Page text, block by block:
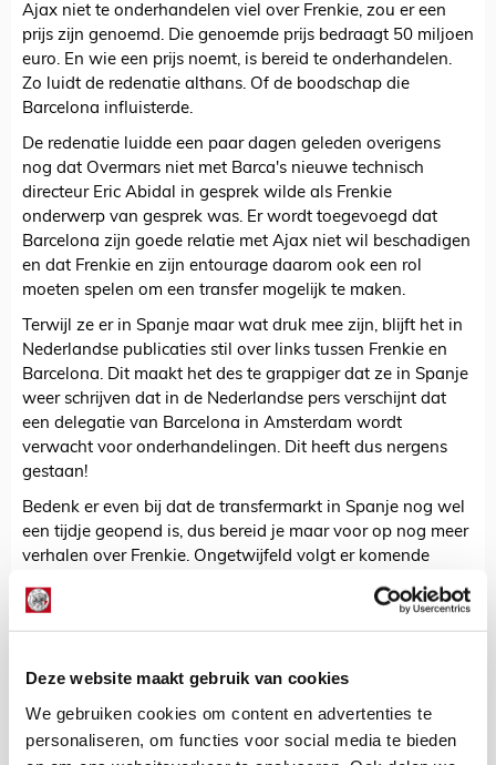
Deze website maakt gebruik van cookies
We gebruiken cookies om content en advertenties te
personaliseren, om functies voor social media te bieden
Ajax niet te onderhandelen viel over Frenkie, zou er een
prijs zijn genoemd. Die genoemde prijs bedraagt 50 miljoen
euro. En wie een prijs noemt, is bereid te onderhandelen.
Zo luidt de redenatie althans. Of de boodschap die
Barcelona influisterde.
De redenatie luidde een paar dagen geleden overigens
nog dat Overmars niet met Barca's nieuwe technisch
directeur Eric Abidal in gesprek wilde als Frenkie
onderwerp van gesprek was. Er wordt toegevoegd dat
Barcelona zijn goede relatie met Ajax niet wil beschadigen
en dat Frenkie en zijn entourage daarom ook een rol
moeten spelen om een transfer mogelijk te maken.
Terwijl ze er in Spanje maar wat druk mee zijn, blijft het in
Nederlandse publicaties stil over links tussen Frenkie en
Barcelona. Dit maakt het des te grappiger dat ze in Spanje
weer schrijven dat in de Nederlandse pers verschijnt dat
een delegatie van Barcelona in Amsterdam wordt
verwacht voor onderhandelingen. Dit heeft dus nergens
gestaan!
Bedenk er even bij dat de transfermarkt in Spanje nog wel
een tijdje geopend is, dus bereid je maar voor op nog meer
verhalen over Frenkie. Ongetwijfeld volgt er komende
week al het een en ander. We zijn benieuwd wat er dan
weer overwaait...
De Redactie